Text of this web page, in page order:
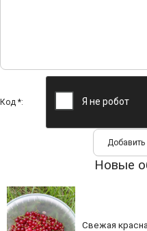
Код *:
Новые
Свежая